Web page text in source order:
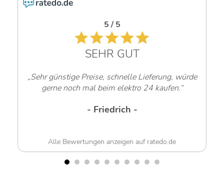
5 / 5
SEHR GUT
„Sehr günstige Preise, schnelle Lieferung, würde
gerne noch mal beim elektro 24 kaufen.“
- Friedrich -
Alle Bewertungen anzeigen auf ratedo.de